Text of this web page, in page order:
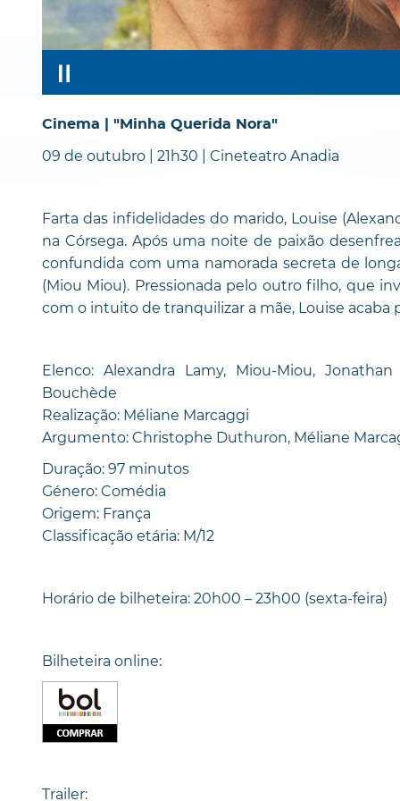
Cinema | "Minha Querida Nora"
09 de outubro | 21h30 | Cineteatro Anadia
Farta das infidelidades do marido, Louise
na Córsega. Após uma noite de paixão
confundida com uma namorada secreta de
(Miou Miou). Pressionada pelo outro filho, que
com o intuito de tranquilizar a mãe, Louise acaba
Elenco: Alexandra Lamy, Miou-Miou,
Bouchède
Realização: Méliane Marcaggi
Argumento: Christophe Duthuron, Méliane
Duração: 97 minutos
Género: Comédia
Origem: França
Classificação etária: M/12
Horário de bilheteira: 20h00 – 23h00 (sexta-feira)
Bilheteira online:
Trailer: